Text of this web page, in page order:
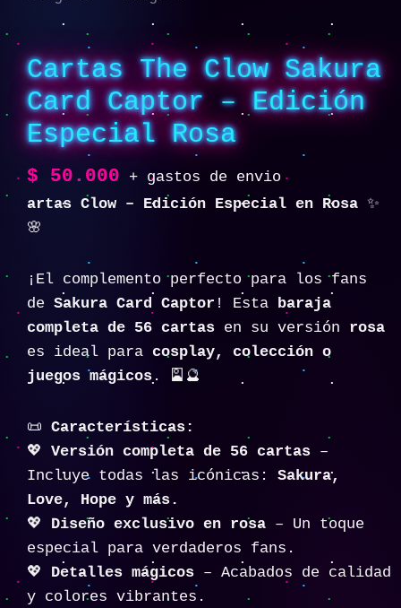
Cartas The Clow Sakura
Card Captor – Edición
Especial Rosa
$ 50.000
+ gastos de envio
artas Clow – Edición Especial en Rosa ✨
🌸
¡El complemento perfecto para los fans
de Sakura Card Captor ! Esta baraja
completa de 56 cartas en su versión rosa
es ideal para cosplay, colección o
juegos mágicos . 🎴🔮
📜 Características:
💖 Versión completa de 56 cartas –
Incluye todas las icónicas: Sakura,
Love, Hope y más.
💖 Diseño exclusivo en rosa – Un toque
especial para verdaderos fans.
💖 Detalles mágicos – Acabados de calidad
y colores vibrantes.